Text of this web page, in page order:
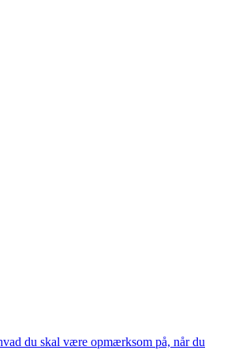
du skal være opmærksom på, når du